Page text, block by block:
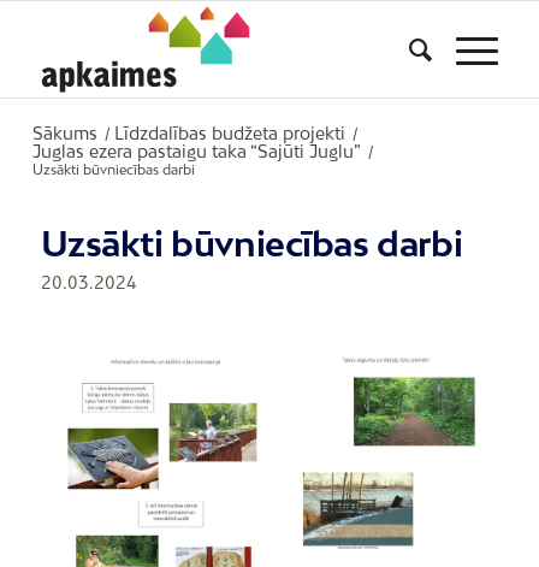
Sākums / Līdzdalības budžeta projekti /
Juglas ezera pastaigu taka “Sajūti Juglu”
/
Uzsākti būvniecības darbi
Uzsākti būvniecības darbi
20.03.2024